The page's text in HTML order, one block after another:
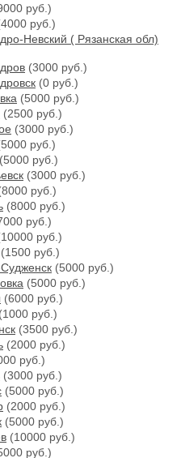
руб.)
руб.)
Невский ( Рязанская обл)
(3000 руб.)
(0 руб.)
(5000 руб.)
(2500 руб.)
(3000 руб.)
руб.)
(5000 руб.)
(3000 руб.)
руб.)
(8000 руб.)
руб.)
руб.)
(1500 руб.)
(5000 руб.)
(5000 руб.)
(6000 руб.)
(1000 руб.)
(3500 руб.)
(2000 руб.)
руб.)
(3000 руб.)
(5000 руб.)
(2000 руб.)
(5000 руб.)
(10000 руб.)
руб.)